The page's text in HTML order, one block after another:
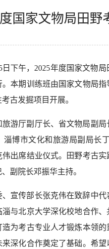
国家文物局田
日下午，2025年度国家文物
。本期训练班由国家文物局
古发掘项目开展。
旅游厅副厅长、省文物局副
淄博市文化和旅游局副局长
出席结业仪式。田野考古
副院长邓振华主持。
、宣传部长张克伟在致辞中
与北京大学深化校地合作
造为考古专业人才锻炼本领
来深化合作奠定了基础。希